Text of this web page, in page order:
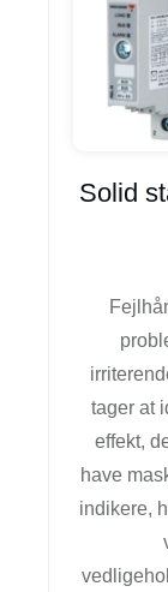
Solid
tager at
effekt,
have
indikere,